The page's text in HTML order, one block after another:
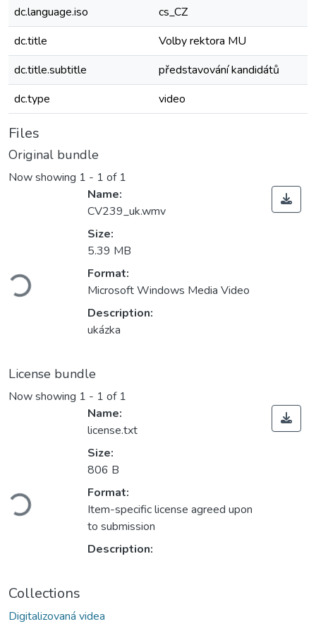
dc.language.iso
cs_CZ
dc.title
Volby rektora MU
dc.title.subtitle
představování kandidátů
dc.type
video
Files
Original bundle
Now showing 1 - 1 of 1
Name:
CV239_uk.wmv
Size:
5.39 MB
Format:
Microsoft Windows Media Video
Description:
ukázka
License bundle
Now showing 1 - 1 of 1
Name:
license.txt
Size:
806 B
Format:
Item-specific license agreed upon
to submission
Description:
Collections
Digitalizovaná videa